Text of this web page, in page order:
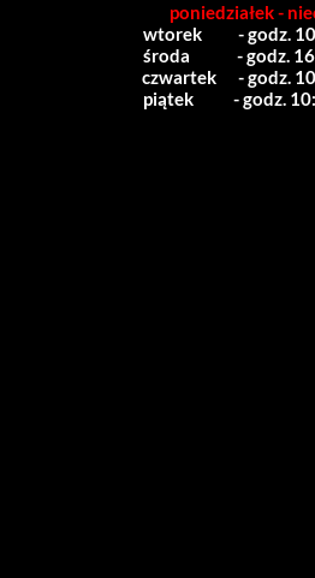
poniedziałek -
wtorek          -
środa             -
czwartek      - godz.
piątek           -